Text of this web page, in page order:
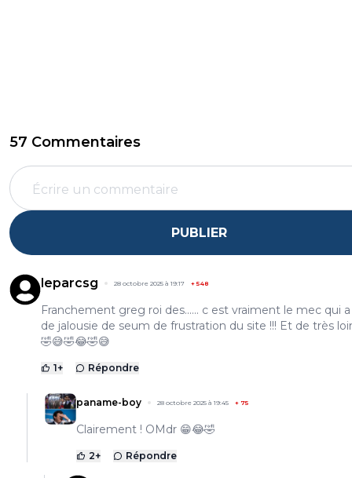
57 Commentaires
PUBLIER
leparcsg 28 octobre 2025 à 19:17 +548
Franchement greg roi des...... c est vraiment le mec qui
de jalousie de seum de frustration du site !!! Et de très
🤣😅🤣😂🤣😅
1+ Répondre
paname-boy 28 octobre 2025 à 19:45 + 75
Clairement ! OMdr 😁😂🤣
2+ Répondre